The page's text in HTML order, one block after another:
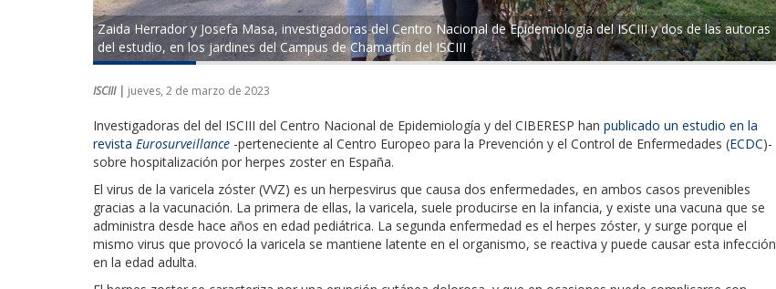
Zaida Herrador y Josefa Masa, investigadoras del Centro Nacional de Epidemiología del ISCIII y dos de las autoras
del estudio, en los jardines del Campus de Chamartín del ISCIII
ISCIII | jueves, 2 de marzo de 2023
Investigadoras del del ISCIII del Centro Nacional de Epidemiología y del CIBERESP han publicado un estudio en la
revista Eurosurveillance -perteneciente al Centro Europeo para la Prevención y el Control de Enfermedades (ECDC​)-
sobre hospitalización por herpes zoster en España.
El virus de la varicela zóster (VVZ) es un herpesvirus que causa dos enfermedades, en ambos casos prevenibles
gracias a la vacunación. La primera de ellas, la varicela, suele producirse en la infancia, y existe una vacuna que se
administra desde hace años en edad pediátrica. La segunda enfermedad es el herpes zóster, y surge porque el
mismo virus que provocó la varicela se mantiene latente en el organismo, se reactiva y puede causar esta infección
en la edad adulta.